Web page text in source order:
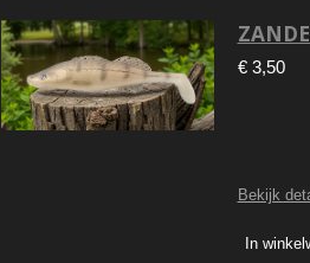
€ 3,50
Bekijk
In